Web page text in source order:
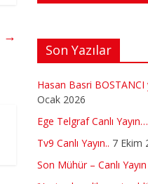
→
Son Yazılar
Hasan Basri
Ocak 2026
Ege Telgraf Canlı Yayın…
Tv9 Canlı Yayın.. 7 Ekim
Son Mühür – Canlı Yayın